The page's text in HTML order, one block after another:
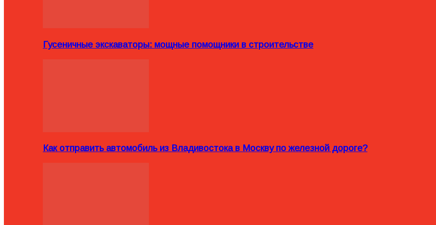
Гусеничные экскаваторы: мощные помощники в строительстве
Как отправить автомобиль из Владивостока в Москву по железной дороге?